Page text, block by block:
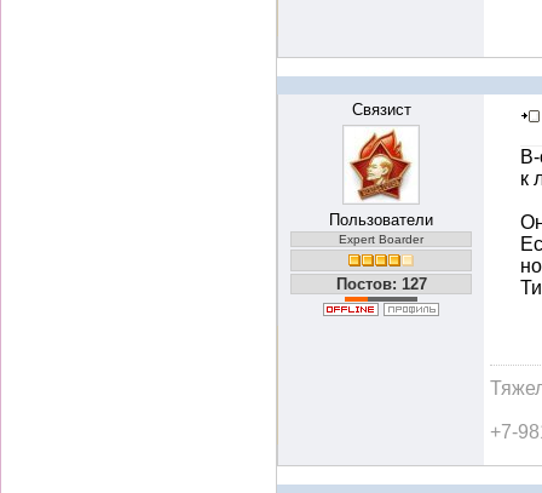
Связист
Пользователи
Expert Boarder
Постов: 127
к
+7-